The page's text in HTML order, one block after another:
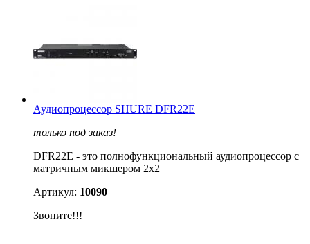
Аудиопроцессор SHURE DFR22E
только под заказ!
DFR22E - это полнофункциональный аудиопроцессор с
матричным микшером 2х2
Артикул: 10090
Звоните!!!